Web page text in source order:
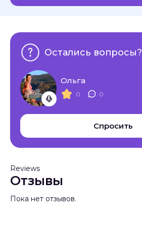
Остались вопросы?
Ольга
0 0
Спросить
Reviews
Отзывы
Пока нет отзывов.